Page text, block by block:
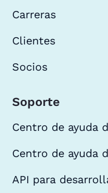
Carreras
Clientes
Socios
Soporte
Centro de ayuda
Centro de ayuda
API para